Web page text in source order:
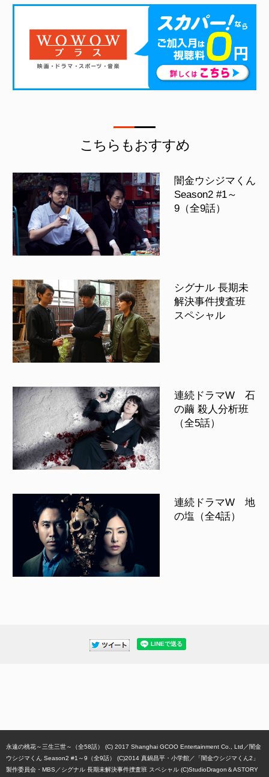
こちらもおすすめ
闇金ウシジマくん
Season2 #1～
9（全9話）
シグナル 長期未
解決事件捜査班
スペシャル
連続ドラマW 石
の繭 殺人分析班
（全5話）
連続ドラマW 地
の塩（全4話）
永遠の桃花～三生三世～（全58話） (C) 2017 Shanghai GCOO Entertainment Co., Ltd
闇金
ウシジマくん Season2 #1～9（全9話） (C)2014 真鍋昌平・小学館／「闇金ウシジマくん2」
製作委員会・MBS
シグナル 長期未解決事件捜査班 スペシャル (C)StudioDragon＆ASTORY